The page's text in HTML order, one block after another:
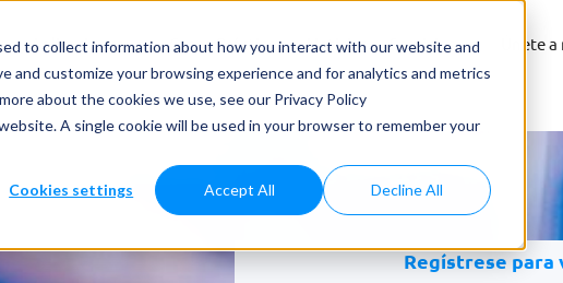
to collect information about how you interact with our website and
customize your browsing experience and for analytics and metrics
about the cookies we use, see our Privacy Policy
A single cookie will be used in your browser to remember your
Cookies settings Accept All Decline All
y Aplicaciones Casos Prácticos Noticias Servicios Únete
Regístrese para